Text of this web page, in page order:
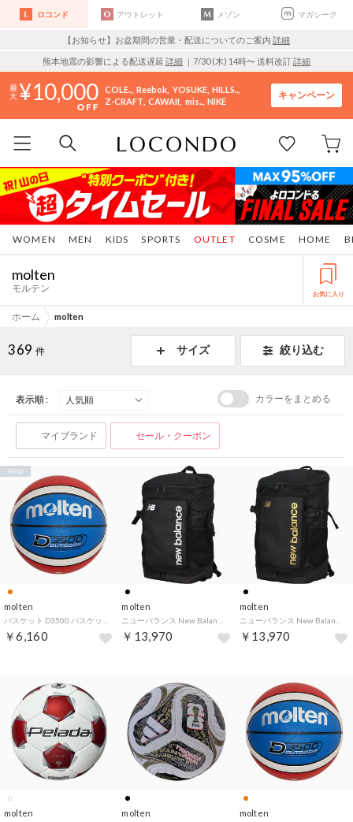
ロコンド アウトレット メゾン マガシーク
【お知らせ】お盆期間の営業・配送についてのご案内 詳細
熊本地震の影響による配送遅延 詳細 ｜7/30 (木) 14時〜 送料改訂詳細
10,000 COLE.. Reebok YOSUKE HILLS..
Z-CRAFT CAWAII mis.. NIKE
キャンペーン
WOMEN MEN KIDS SPORTS COSME HOME
OUTLET
molten
モルテン お気に入り
ホーム molten
369 件 サイズ 絞り込む
表示順 : カラーをまとめる
マイブランド セール・クーポン
molten
￥6,160
NEW
molten
￥13,970
molten
￥13,970
molten molten molten